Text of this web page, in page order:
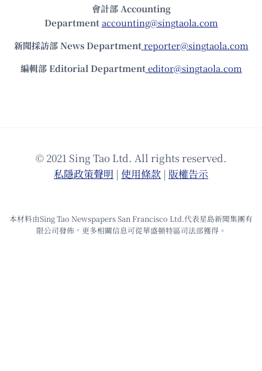
會計部 Accounting
Department accounting@singtaola.com
新聞採訪部 News Department reporter@singtaola.com
編輯部 Editorial Department editor@singtaola.com
© 2021 Sing Tao Ltd. All rights reserved.
私隱政策聲明 | 使⽤條款 | 版權告⽰
本材料由Sing Tao Newspapers San Francisco Ltd.代表星島新聞集團有
限公司發佈，更多相關信息可從華盛頓特區司法部獲得。